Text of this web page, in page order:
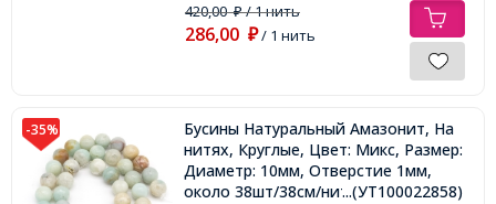
420,00₽/ 1 нить
286,00 ₽/ 1 нить
-35%
Бусины Натуральный Амазонит, На
нитях, Круглые, Цвет: Микс, Размер:
Диаметр: 10мм, Отверстие 1мм,
около 38шт/38см/нить,...(УТ100022858)